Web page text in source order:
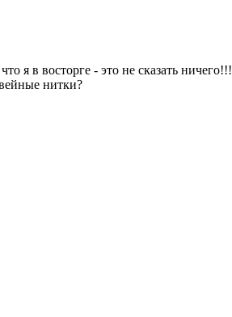
я в восторге - это не сказать ничего!!!
нитки?